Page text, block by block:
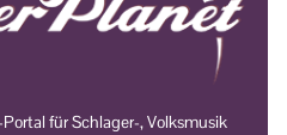
für Schlager-, Volksmusik